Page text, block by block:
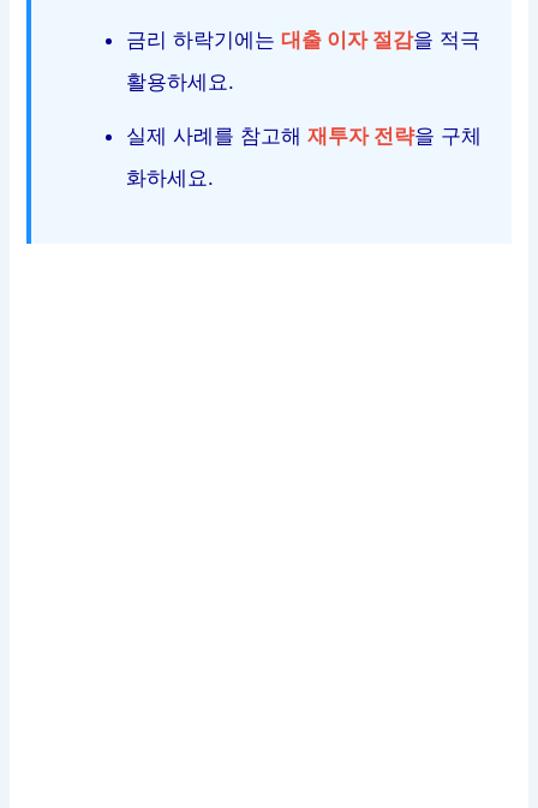
금리 하락기에는대출 이자 절감을 적극
활용하세요.
실제 사례를 참고해재투자 전략을 구체
화하세요.